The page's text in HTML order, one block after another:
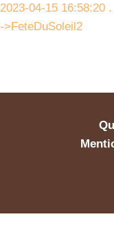
2023-04-15 16:58:20
->FeteDuSoleil2